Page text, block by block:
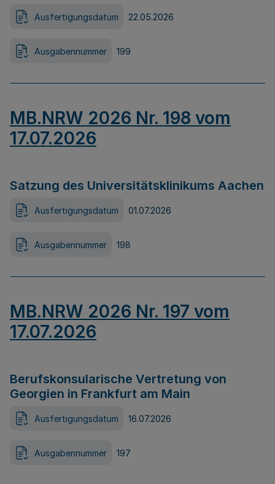
Ausfertigungsdatum 22.05.2026
Ausgabennummer 199
MB.NRW 2026 Nr. 198 vom
17.07.2026
Satzung des Universitätsklinikums Aachen
Ausfertigungsdatum 01.07.2026
Ausgabennummer 198
MB.NRW 2026 Nr. 197 vom
17.07.2026
Berufskonsularische Vertretung von
Georgien in Frankfurt am Main
Ausfertigungsdatum 16.07.2026
Ausgabennummer 197